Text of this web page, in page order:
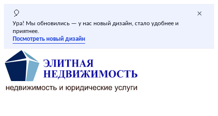
🎈
Ура! Мы обновились — у нас новый дизайн, стало удобнее и
приятнее.
Посмотреть новый дизайн
×